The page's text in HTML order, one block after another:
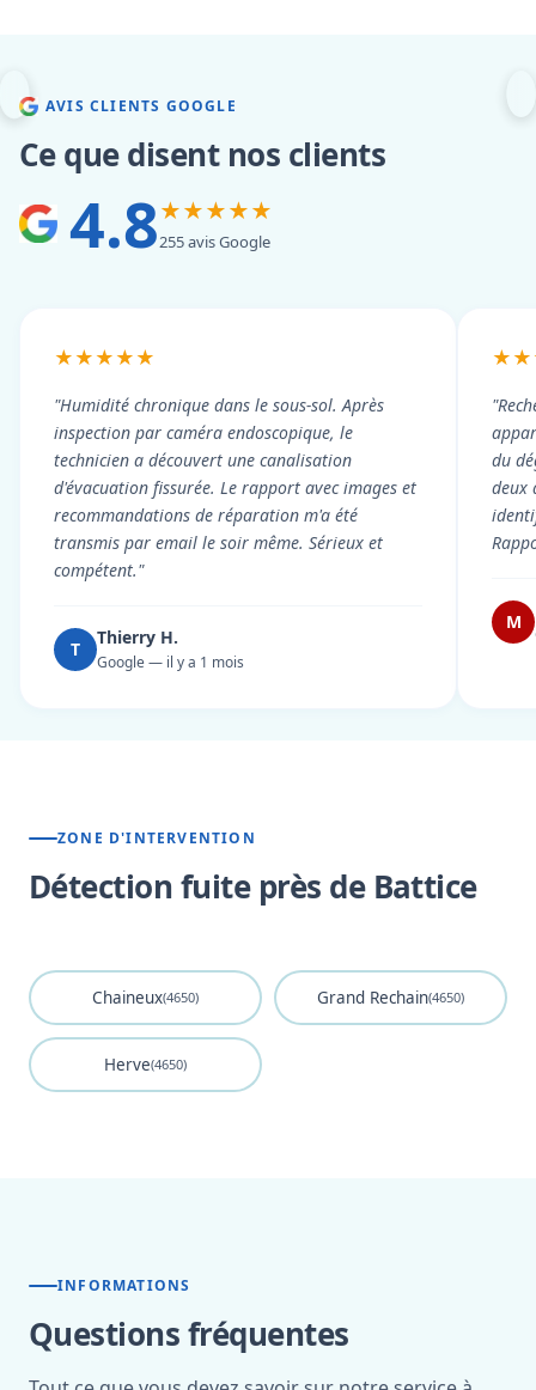
AVIS CLIENTS GOOGLE
Ce que disent nos clients
4.8★★★★★
255 avis Google
★★★★★
"Humidité chronique dans le sous-sol. Après
inspection par caméra endoscopique, le
technicien a découvert une canalisation
d'évacuation fissurée. Le rapport avec images et
recommandations de réparation m'a été
transmis par email le soir même. Sérieux et
compétent."
T
Thierry H.
Google — il y a 1 mois
du
deux
M
ZONE D'INTERVENTION
Détection fuite près de Battice
Chaineux(4650) Grand Rechain(4650)
Herve(4650)
INFORMATIONS
Questions fréquentes